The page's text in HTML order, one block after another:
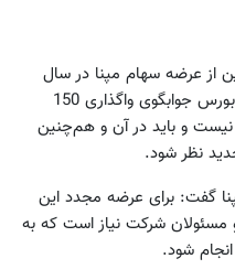
عرضه سهام مپنا در سال
جدید خبر داد و گفت: ساختار کنونی بورس جوابگوی واگذاری 150
نیست و باید در آن و هم‌چنین
نظر شود.
گفت: برای عرضه مجدد این
شرکت نیاز است که به
شود.